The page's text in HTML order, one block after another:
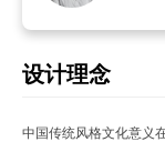
设计理念
中国传统风格文化意义